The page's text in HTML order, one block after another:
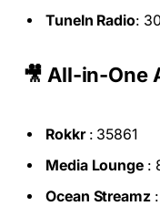
TuneIn Radio:
🎥 All-in-One
Rokkr: 35861
Media Lounge :
Ocean Streamz